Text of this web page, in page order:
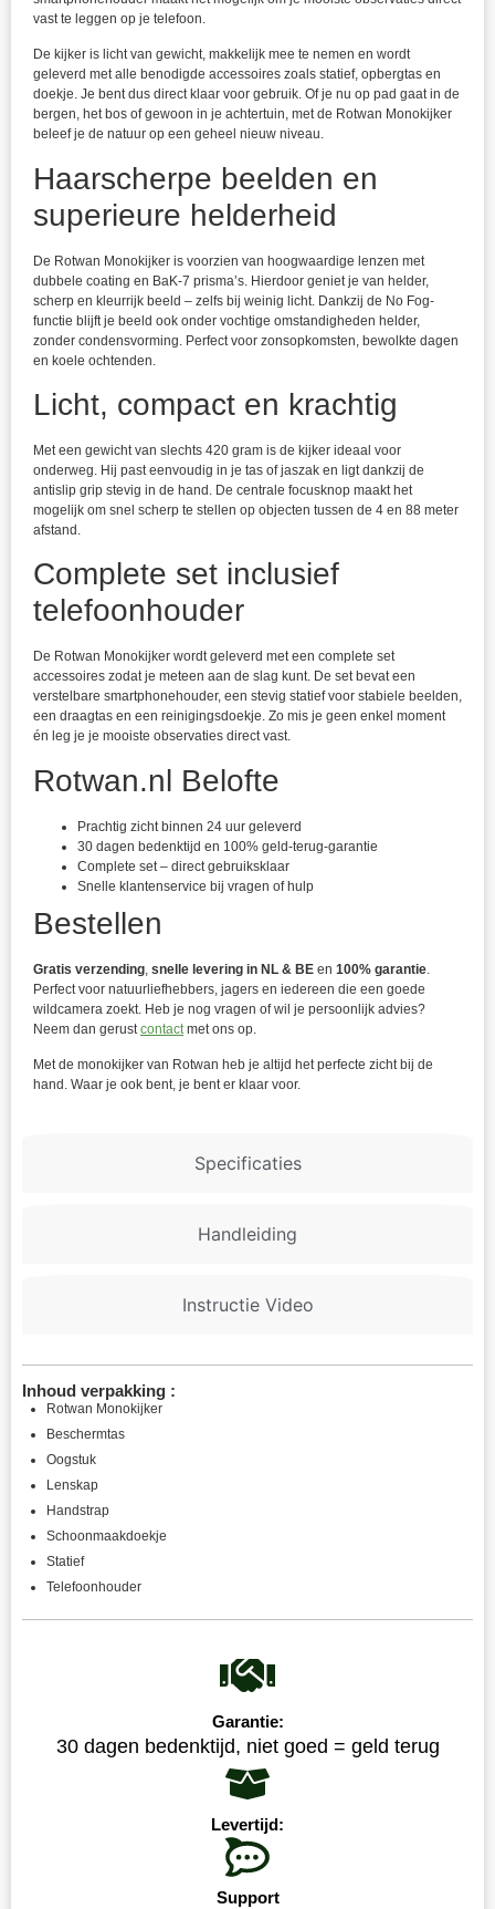
Specificaties
Handleiding
Instructie Video
vast te leggen op je telefoon.
De kijker is licht van gewicht, makkelijk mee te nemen en wordt
geleverd met alle benodigde accessoires zoals statief, opbergtas en
doekje. Je bent dus direct klaar voor gebruik. Of je nu op pad gaat in de
bergen, het bos of gewoon in je achtertuin, met de Rotwan Monokijker
beleef je de natuur op een geheel nieuw niveau.
Haarscherpe beelden en
superieure helderheid
De Rotwan Monokijker is voorzien van hoogwaardige lenzen met
dubbele coating en BaK-7 prisma’s. Hierdoor geniet je van helder,
scherp en kleurrijk beeld – zelfs bij weinig licht. Dankzij de No Fog-
functie blijft je beeld ook onder vochtige omstandigheden helder,
zonder condensvorming. Perfect voor zonsopkomsten, bewolkte dagen
en koele ochtenden.
Licht, compact en krachtig
Met een gewicht van slechts 420 gram is de kijker ideaal voor
onderweg. Hij past eenvoudig in je tas of jaszak en ligt dankzij de
antislip grip stevig in de hand. De centrale focusknop maakt het
mogelijk om snel scherp te stellen op objecten tussen de 4 en 88 meter
afstand.
Complete set inclusief
telefoonhouder
De Rotwan Monokijker wordt geleverd met een complete set
accessoires zodat je meteen aan de slag kunt. De set bevat een
verstelbare smartphonehouder, een stevig statief voor stabiele beelden,
een draagtas en een reinigingsdoekje. Zo mis je geen enkel moment
én leg je je mooiste observaties direct vast.
Rotwan.nl Belofte
Prachtig zicht binnen 24 uur geleverd
30 dagen bedenktijd en 100% geld-terug-garantie
Complete set – direct gebruiksklaar
Snelle klantenservice bij vragen of hulp
Bestellen
Gratis verzending, snelle levering in NL & BE en 100% garantie.
Perfect voor natuurliefhebbers, jagers en iedereen die een goede
wildcamera zoekt. Heb je nog vragen of wil je persoonlijk advies?
Neem dan gerustcontactmet ons op.
Met de monokijker van Rotwan heb je altijd het perfecte zicht bij de
hand. Waar je ook bent, je bent er klaar voor.
Inhoud verpakking :
Rotwan Monokijker
Beschermtas
Oogstuk
Lenskap
Handstrap
Schoonmaakdoekje
Statief
Telefoonhouder
Garantie:
30 dagen bedenktijd, niet goed = geld terug
Levertijd:
Support